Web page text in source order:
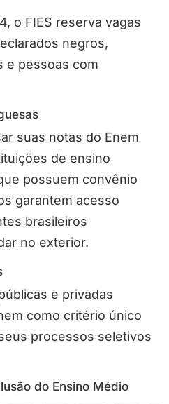
o FIES reserva vagas
negros,
e pessoas com
suas notas do Enem
de ensino
possuem convênio
garantem acesso
brasileiros
no exterior.
e privadas
como critério único
processos seletivos
do Ensino Médio